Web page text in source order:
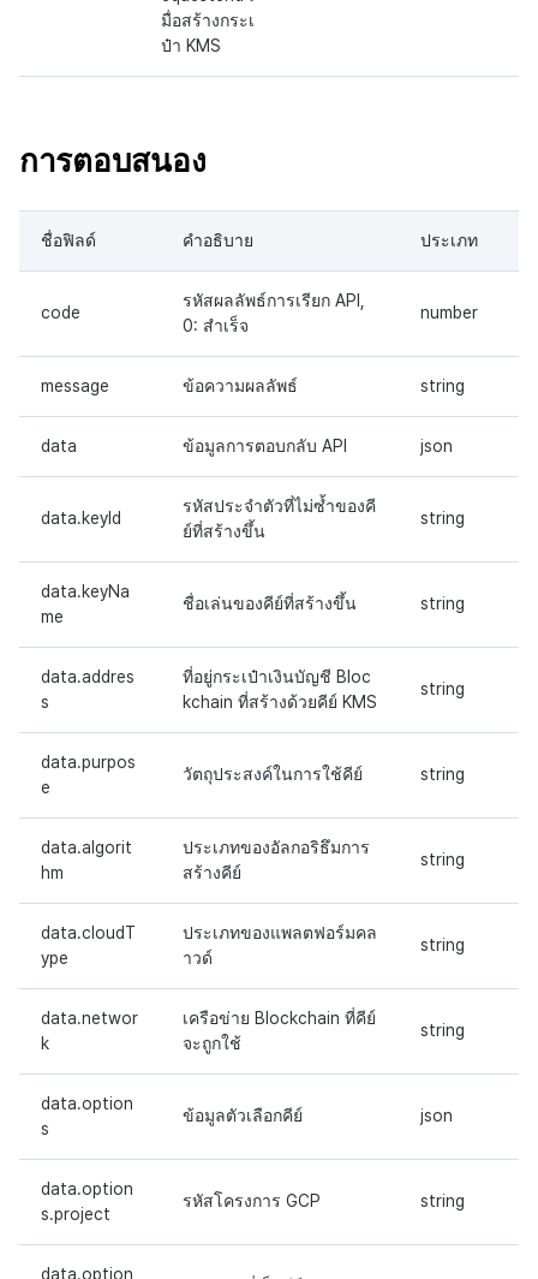
มื่อสร้างกระเ
ป๋า KMS
การตอบสนอง
ชื่อฟิลด์ คำอธิบาย ประเภท
code
รหัสผลลัพธ์การเรียก API,
0: สำเร็จ
number
message ข้อความผลลัพธ์ string
data ข้อมูลการตอบกลับ API json
data.keyId
รหัสประจำตัวที่ไม่ซ้ำของคี
ย์ที่สร้างขึ้น
string
data.keyNa
me
ชื่อเล่นของคีย์ที่สร้างขึ้น string
data.addres
s
ที่อยู่กระเป๋าเงินบัญชี Bloc
kchain ที่สร้างด้วยคีย์ KMS
string
data.purpos
e
วัตถุประสงค์ในการใช้คีย์ string
data.algorit
hm
ประเภทของอัลกอริธึมการ
สร้างคีย์
string
data.cloudT
ype
ประเภทของแพลตฟอร์มคล
าวด์
string
data.networ
k
เครือข่าย Blockchain ที่คีย์
จะถูกใช้
string
data.option
s
ข้อมูลตัวเลือกคีย์ json
data.option
s.project
รหัสโครงการ GCP string
data.option